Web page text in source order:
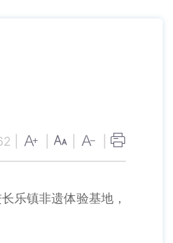
乐镇非遗体验基地，